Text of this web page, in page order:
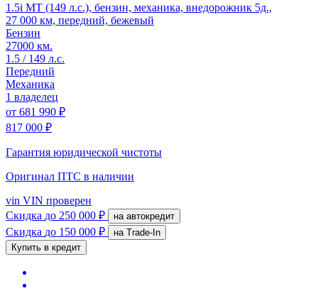
1.5i MT (149 л.с.), бензин, механика, внедорожник 5д.,
27 000 км, передний, бежевый
Бензин
27000 км.
1.5 / 149 л.с.
Передний
Механика
1 владелец
от 681 990 ₽
817 000 ₽
Гарантия юридической чистоты
Оригинал ПТС в наличии
vin VIN проверен
Скидка до 250 000 ₽ на автокредит
Скидка до 150 000 ₽
на Trade-In
Купить в кредит